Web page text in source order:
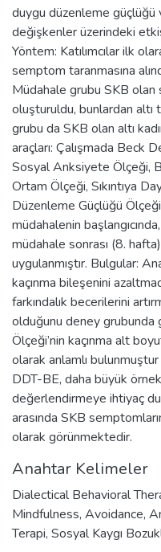
duygu düzenleme güçlüğü
değişkenler üzerindeki
Yöntem: Katılımcılar ilk
semptom taranmasına
Müdahale grubu SKB olan
oluşturuldu, bunlardan
grubu da SKB olan altı
araçları: Çalışmada Beck
Sosyal Anksiyete Ölçeği,
Ortam Ölçeği, Sıkıntıya
Düzenleme Güçlüğü
müdahalenin
müdahale sonrası (8.
uygulanmıştır. Bulgular:
kaçınma bileşenini
farkındalık becerilerini
olduğunu deney grubunda
Ölçeği’nin kaçınma alt
olarak anlamlı
DDT-BE, daha büyük
değerlendirmeye ihtiyaç
arasında SKB
olarak görünmektedir.
Anahtar Kelimeler
Dialectical Behavioral
Mindfulness, Avoidance,
Terapi, Sosyal Kaygı